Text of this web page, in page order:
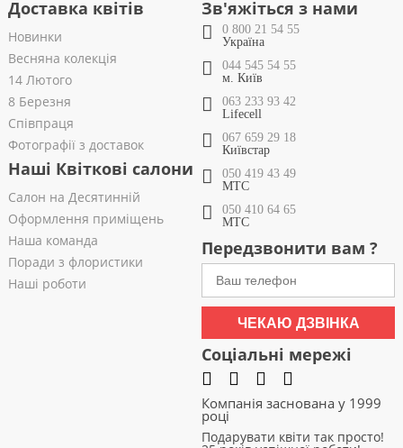
Доставка квітів
Новинки
Весняна колекція
14 Лютого
8 Березня
Співпраця
Фотографії з доставок
Наші Квіткові салони
Салон на Десятинній
Оформлення приміщень
Наша команда
Поради з флористики
Наші роботи
Зв'яжіться з нами
0 800 21 54 55
Україна
044 545 54 55
м. Київ
063 233 93 42
Lifecell
067 659 29 18
Київстар
050 419 43 49
МТС
050 410 64 65
МТС
Передзвонити вам ?
ЧЕКАЮ ДЗВІНКА
Соціальні мережі
Компанія заснована у 1999
році
Подарувати квіти так просто!